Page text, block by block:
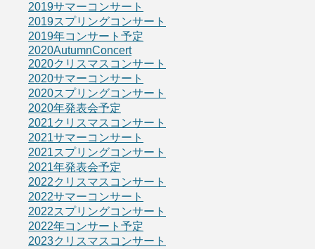
2019サマーコンサート
2019スプリングコンサート
2019年コンサート予定
2020AutumnConcert
2020クリスマスコンサート
2020サマーコンサート
2020スプリングコンサート
2020年発表会予定
2021クリスマスコンサート
2021サマーコンサート
2021スプリングコンサート
2021年発表会予定
2022クリスマスコンサート
2022サマーコンサート
2022スプリングコンサート
2022年コンサート予定
2023クリスマスコンサート